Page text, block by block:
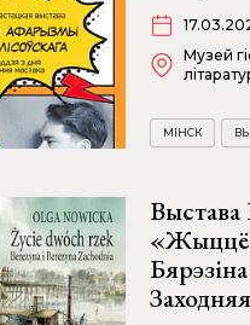
Музей
МІНСК
Выстава
«Жыццё